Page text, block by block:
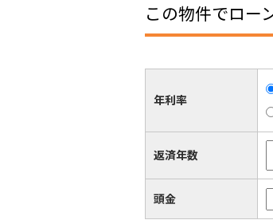
この物件でロー
年利率
返済年数
頭金